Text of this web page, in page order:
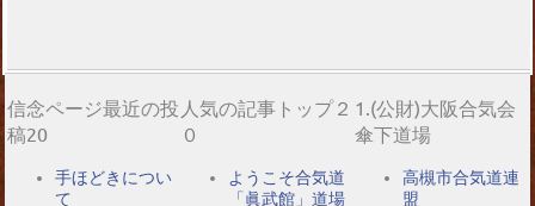
信念ページ最近の投
稿20
手ほどきについ
て
人気の記事トップ２
０
ようこそ合気道
「眞武館」道場
1.(公財)大阪合気会
傘下道場
高槻市合気道連
盟